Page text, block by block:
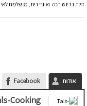
חלת בריוש רכה ואוורירית, מושלמת
אודות Facebook
Cooking